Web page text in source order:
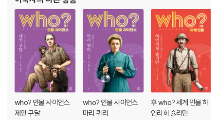
who? 인물 사이언스
제인 구달
who? 인물 사이언스
마리 퀴리
후 who? 세계 인물 하
인리히 슐리만